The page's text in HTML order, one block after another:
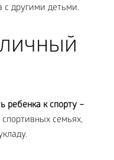
с другими детьми.
ребенка к спорту –
семьях,